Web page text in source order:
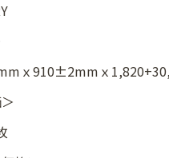
ｘ910±2mmｘ